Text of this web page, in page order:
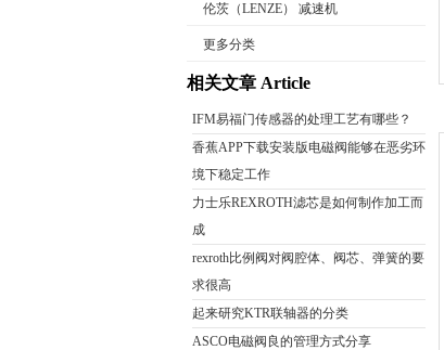
伦茨（LENZE） 减速机
更多分类
相关文章 Article
IFM易福门传感器的处理工艺有哪些？
香蕉APP下载安装版电磁阀能够在恶劣环
境下稳定工作
力士乐REXROTH滤芯是如何制作加工而
成
rexroth比例阀对阀腔体、阀芯、弹簧的要
求很高
起来研究KTR联轴器的分类
ASCO电磁阀良的管理方式分享